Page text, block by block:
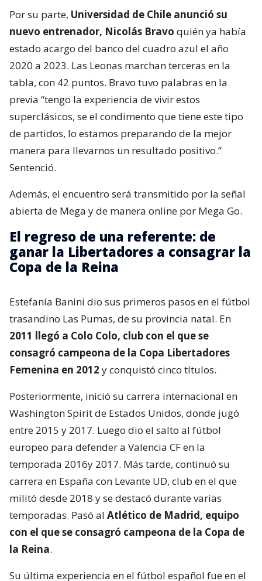
Por su parte, Universidad de Chile anunció su
nuevo entrenador, Nicolás Bravo quién ya había
estado acargo del banco del cuadro azul el año
2020 a 2023. Las Leonas marchan terceras en la
tabla, con 42 puntos. Bravo tuvo palabras en la
previa “tengo la experiencia de vivir estos
superclásicos, se el condimento que tiene este tipo
de partidos, lo estamos preparando de la mejor
manera para llevarnos un resultado positivo.”
Sentenció.
Además, el encuentro será transmitido por la señal
abierta de Mega y de manera online por Mega Go.
El regreso de una referente: de
ganar la Libertadores a consagrar la
Copa de la Reina
Estefanía Banini dio sus primeros pasos en el fútbol
trasandino Las Pumas, de su provincia natal. En
2011 llegó a Colo Colo, club con el que se
consagró campeona de la Copa Libertadores
Femenina en 2012 y conquistó cinco títulos.
Posteriormente, inició su carrera internacional en
Washington Spirit de Estados Unidos, donde jugó
entre 2015 y 2017. Luego dio el salto al fútbol
europeo para defender a Valencia CF en la
temporada 2016y 2017. Más tarde, continuó su
carrera en España con Levante UD, club en el que
militó desde 2018 y se destacó durante varias
temporadas. Pasó al Atlético de Madrid, equipo
con el que se consagró campeona de la Copa de
la Reina.
Su última experiencia en el fútbol español fue en el